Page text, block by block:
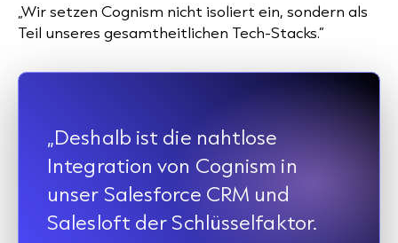
„Wir setzen Cognism nicht isoliert ein, sondern als
Teil unseres gesamtheitlichen Tech-Stacks.”
„Deshalb ist die nahtlose
Integration von Cognism in
unser Salesforce CRM und
Salesloft der Schlüsselfaktor.